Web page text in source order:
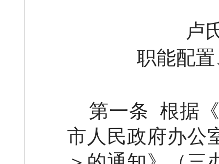
卢
职能配
第一条 根据
市人民政府办公